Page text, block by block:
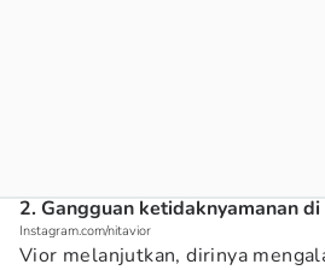
2. Gangguan ketidaknyamanan
Instagram.com/nitavior
Vior melanjutkan, dirinya